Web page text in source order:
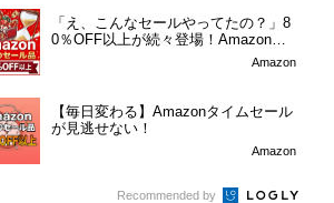
「え、こんなセールやってたの？」8
0％OFF以上が続々登場！Amazonの
Amazon
【毎日変わる】Amazonタイムセール
が見逃せない！
Amazon
Recommended by